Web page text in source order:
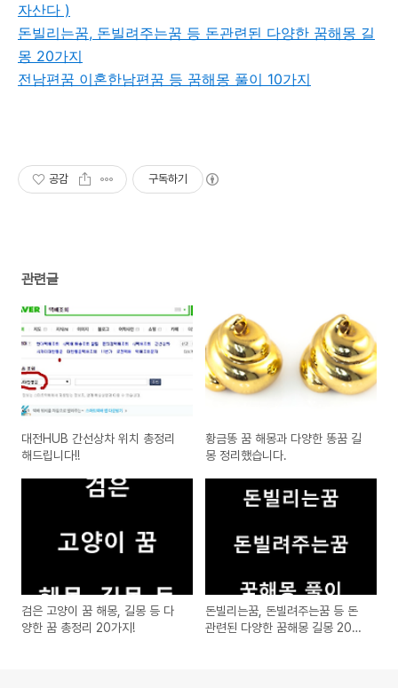
자산다 )
돈빌리는꿈, 돈빌려주는꿈 등 돈관련된 다양한 꿈해몽 길
몽 20가지
전남편꿈 이혼한남편꿈 등 꿈해몽 풀이 10가지
공감 구독하기
관련글
대전HUB 간선상차 위치 총정리
해드립니다!!
황금똥 꿈 해몽과 다양한 똥꿈 길
몽 정리했습니다.
검은 고양이 꿈 해몽, 길몽 등 다
양한 꿈 총정리 20가지!
돈빌리는꿈, 돈빌려주는꿈 등 돈
관련된 다양한 꿈해몽 길몽 20가